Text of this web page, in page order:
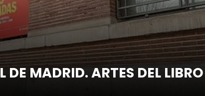
MADRID. ARTES DEL LIBRO